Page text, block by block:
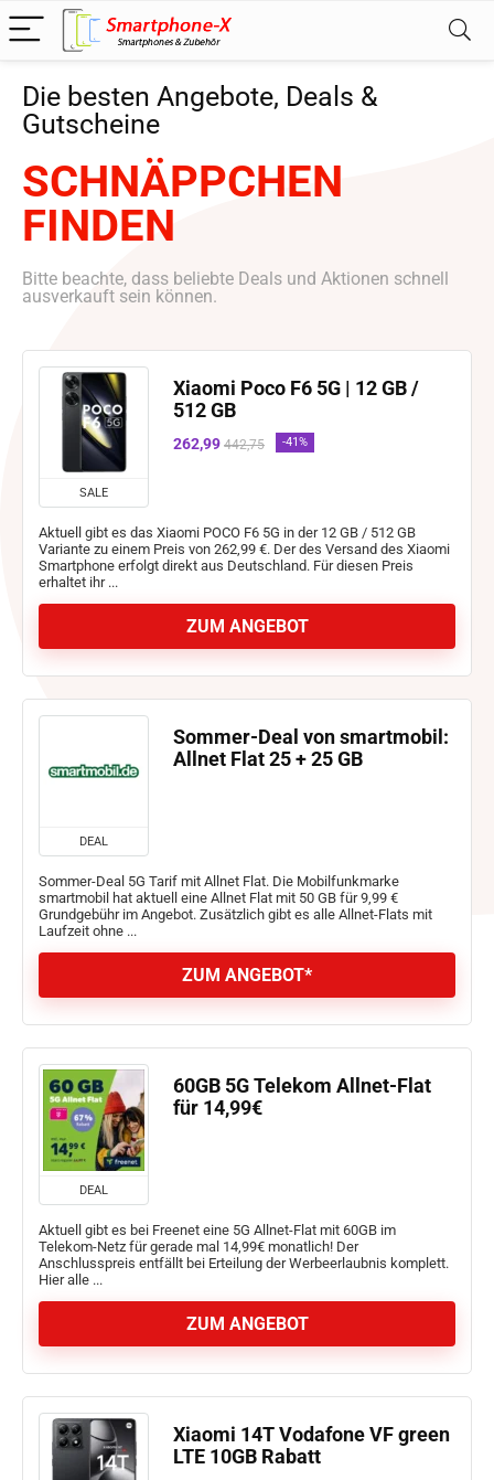
Die besten Angebote, Deals &
Gutscheine
SCHNÄPPCHEN
FINDEN
Bitte beachte, dass beliebte Deals und Aktionen schnell
ausverkauft sein können.
SALE
Xiaomi Poco F6 5G | 12 GB /
512 GB
262,99 442,75 -41%
Aktuell gibt es das Xiaomi POCO F6 5G in der 12 GB / 512 GB
Variante zu einem Preis von 262,99 €. Der des Versand des Xiaomi
Smartphone erfolgt direkt aus Deutschland. Für diesen Preis
erhaltet ihr ...
ZUM ANGEBOT
DEAL
Sommer-Deal von smartmobil:
Allnet Flat 25 + 25 GB
Sommer-Deal 5G Tarif mit Allnet Flat. Die Mobilfunkmarke
smartmobil hat aktuell eine Allnet Flat mit 50 GB für 9,99 €
Grundgebühr im Angebot. Zusätzlich gibt es alle Allnet-Flats mit
Laufzeit ohne ...
ZUM ANGEBOT*
DEAL
60GB 5G Telekom Allnet-Flat
für 14,99€
Aktuell gibt es bei Freenet eine 5G Allnet-Flat mit 60GB im
Telekom-Netz für gerade mal 14,99€ monatlich! Der
Anschlusspreis entfällt bei Erteilung der Werbeerlaubnis komplett.
Hier alle ...
ZUM ANGEBOT
Xiaomi 14T Vodafone VF green
LTE 10GB Rabatt